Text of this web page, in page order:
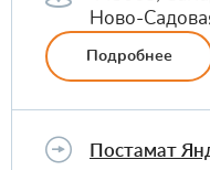
Ново-
Подробнее
Постамат